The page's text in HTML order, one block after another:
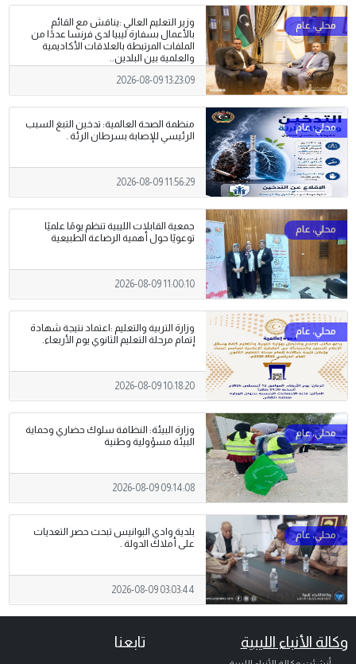
وزير التعليم العالي :يناقش مع القائم
بالأعمال بسفارة ليبيا لدى فرنسا عددًا من
الملفات المرتبطة بالعلاقات الأكاديمية
والعلمية بين البلدين..
2026-08-09 13:23:09
منظمة الصحة العالمية: تدخين التبغ السبب
الرئيسي للإصابة بسرطان الرئة .
2026-08-09 11:56:29
جمعية القابلات الليبية تنظم يومًا علميًا
توعويًا حول أهمية الرضاعة الطبيعية
2026-08-09 11:00:10
وزارة التربية والتعليم :اعتماد نتيجة شهادة
إتمام مرحلة التعليم الثانوي يوم الأربعاء.
2026-08-09 10:18:20
وزارة البيئة: النظافة سلوك حضاري وحماية
البيئة مسؤولية وطنية
2026-08-09 09:14:08
بلدية وادي البوانيس تبحث حصر التعديات
على أملاك الدولة .
2026-08-09 03:03:44
وكالة الأنباء الليبية تابعنا